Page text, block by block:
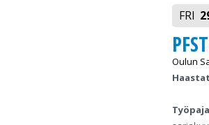
FRI
Oulun
Työpaja